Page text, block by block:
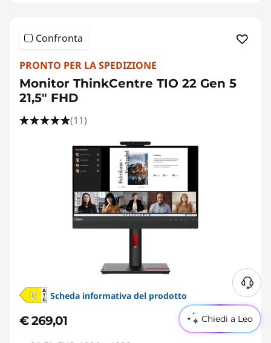
Chiedi a Leo
Confronta
PRONTO PER LA SPEDIZIONE
Monitor ThinkCentre TIO 22 Gen 5
21,5" FHD
(11)
Scheda informativa del prodotto
€ 269,01